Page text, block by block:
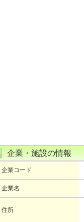
企業・施設の情報
企業コード
企業名
住所